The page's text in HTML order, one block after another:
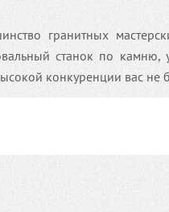
гранитных
станок по камню,
конкуренции вас не